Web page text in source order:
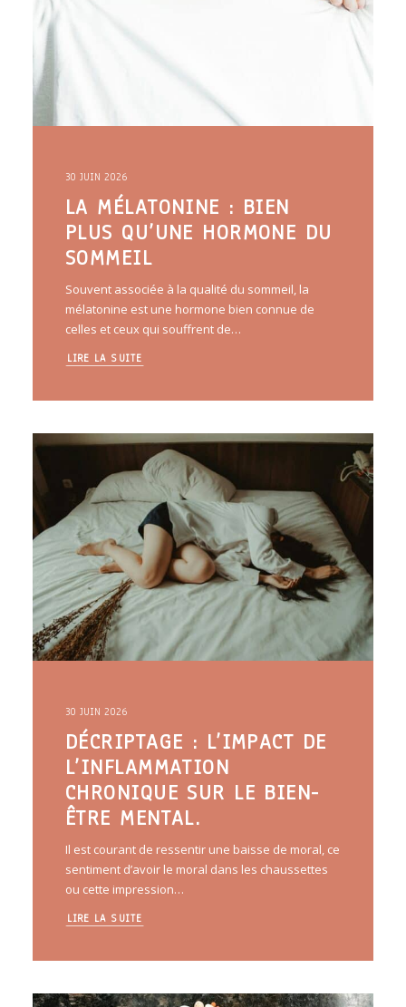
30 JUIN 2026
LA MÉLATONINE : BIEN
PLUS QU’UNE HORMONE DU
SOMMEIL
Souvent associée à la qualité du sommeil, la
mélatonine est une hormone bien connue de
celles et ceux qui souffrent de…
LIRE LA SUITE
30 JUIN 2026
DÉCRIPTAGE : L’IMPACT DE
L’INFLAMMATION
CHRONIQUE SUR LE BIEN-
ÊTRE MENTAL.
Il est courant de ressentir une baisse de moral, ce
sentiment d’avoir le moral dans les chaussettes
ou cette impression…
LIRE LA SUITE